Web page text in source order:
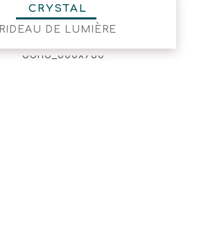
CRYSTAL
RIDEAU DE LUMIÈRE